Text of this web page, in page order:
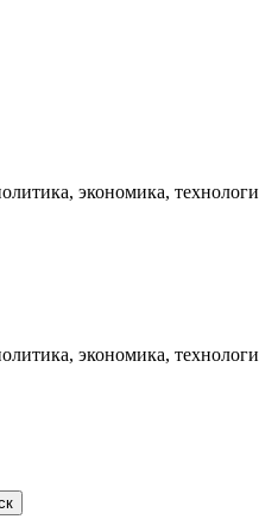
экономика,
экономика,